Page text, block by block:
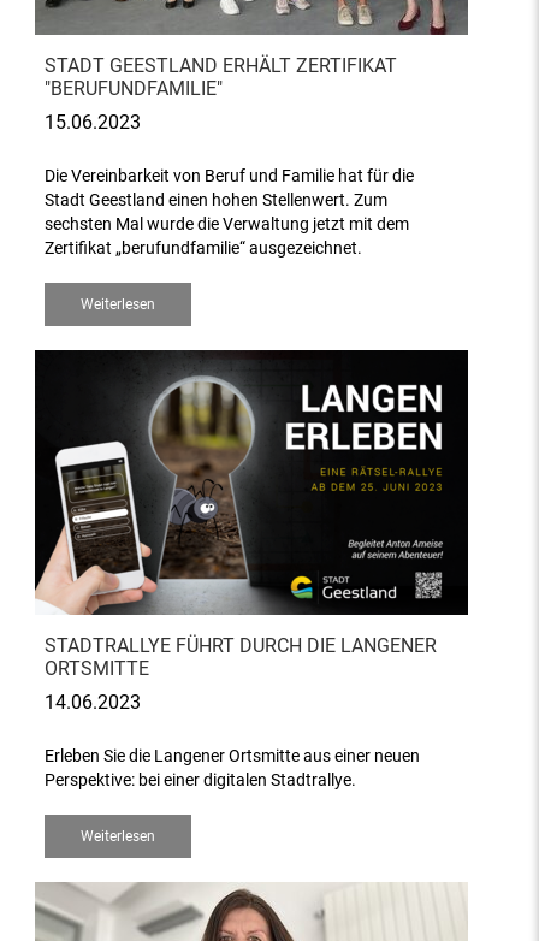
STADT GEESTLAND ERHÄLT ZERTIFIKAT
"BERUFUNDFAMILIE"
15.06.2023
Die Vereinbarkeit von Beruf und Familie hat für die
Stadt Geestland einen hohen Stellenwert. Zum
sechsten Mal wurde die Verwaltung jetzt mit dem
Zertifikat „berufundfamilie“ ausgezeichnet.
Weiterlesen
STADTRALLYE FÜHRT DURCH DIE LANGENER
ORTSMITTE
14.06.2023
Erleben Sie die Langener Ortsmitte aus einer neuen
Perspektive: bei einer digitalen Stadtrallye.
Weiterlesen